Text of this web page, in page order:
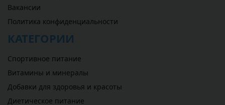
Вакансии
Политика конфиденциальности
КАТЕГОРИИ
Спортивное питание
Витамины и минералы
Добавки для здоровья и красоты
Диетическое питание